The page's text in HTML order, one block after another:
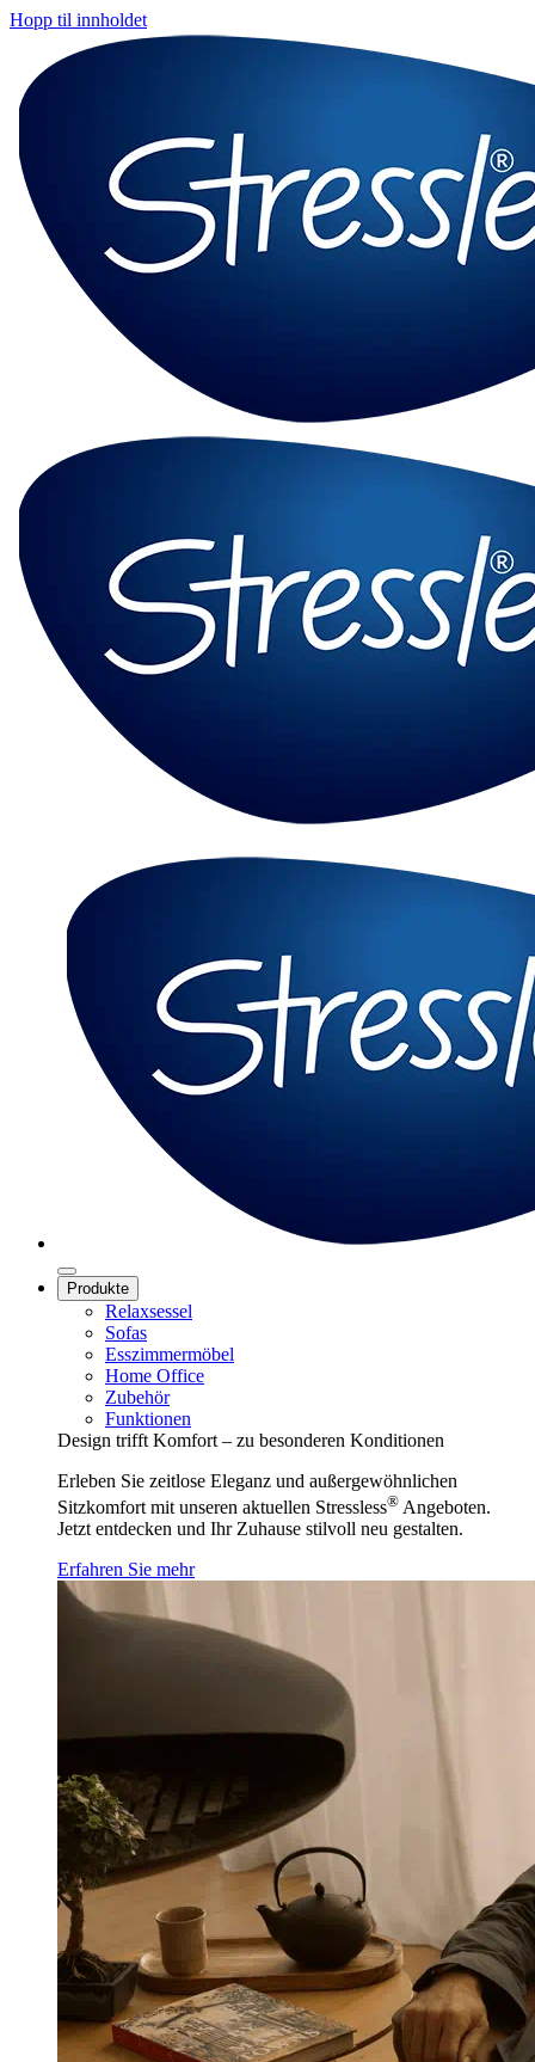
Hopp til innholdet
Produkte
Relaxsessel
Sofas
Esszimmermöbel
Home Office
Zubehör
Funktionen
Design trifft Komfort – zu besonderen Konditionen
Erleben Sie zeitlose Eleganz und außergewöhnlichen
Sitzkomfort mit unseren aktuellen Stressless® Angeboten.
Jetzt entdecken und Ihr Zuhause stilvoll neu gestalten.
Erfahren Sie mehr